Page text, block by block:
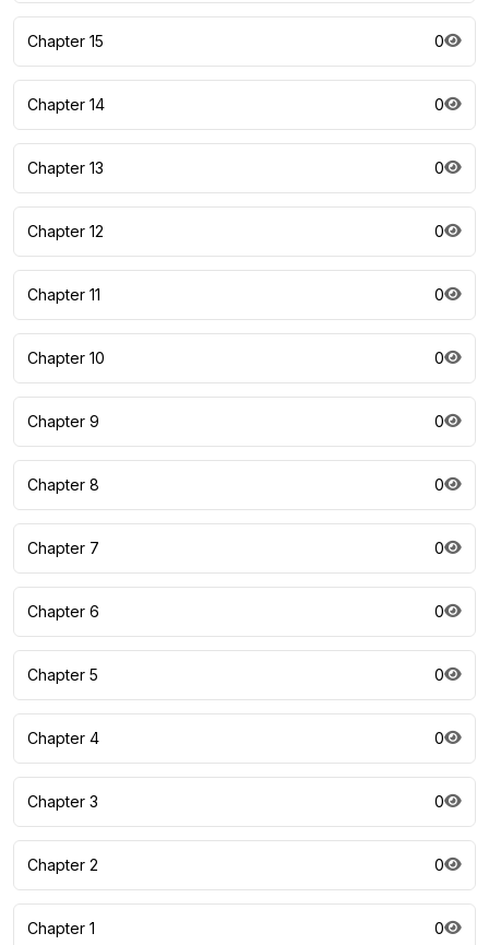
Chapter 15 0
Chapter 14 0
Chapter 13 0
Chapter 12 0
Chapter 11 0
Chapter 10 0
Chapter 9 0
Chapter 8 0
Chapter 7 0
Chapter 6 0
Chapter 5 0
Chapter 4 0
Chapter 3 0
Chapter 2 0
Chapter 1 0